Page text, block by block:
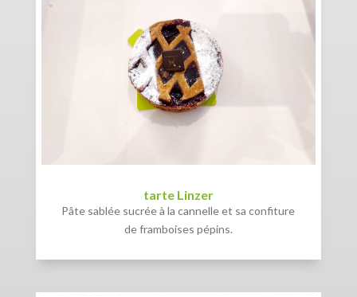
tarte Linzer
Pâte sablée sucrée à la cannelle et sa confiture
de framboises pépins.